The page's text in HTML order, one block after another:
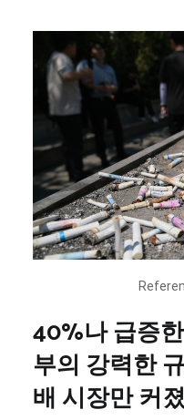
40%나 급증
부의 강력한
배 시장만 커